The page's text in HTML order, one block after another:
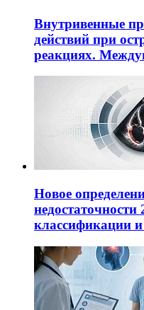
Внутривенные
действий при
реакциях.
Новое
классификации